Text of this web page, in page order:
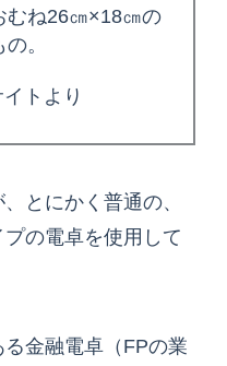
むね26㎝×18㎝の
。
トより
とにかく普通の、
の電卓を使用して
金融電卓（FPの業